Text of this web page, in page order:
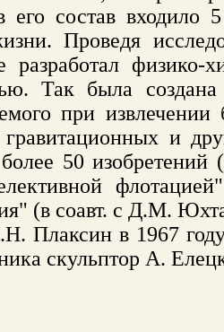
его состав входило
Проведя
разработал физико-
Так была создана
при
и
50
(в соавт. с Д.М.
в 1967
скульптор А.